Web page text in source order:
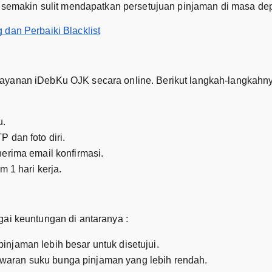
sulit mendapatkan persetujuan pinjaman di masa
dan Perbaiki Blacklist
iDebKu OJK secara online. Berikut langkah-
dan foto diri.
email konfirmasi.
1 hari kerja.
keuntungan di antaranya :
lebih besar untuk disetujui.
suku bunga pinjaman yang lebih rendah.